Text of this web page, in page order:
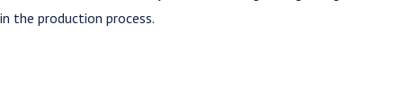
in the production process.